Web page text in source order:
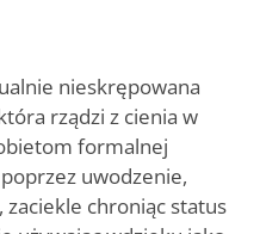
nieskrępowana
rządzi z cienia w
formalnej
uwodzenie,
chroniąc status